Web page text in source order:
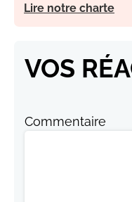
Lire notre charte
VOS
Commentaire